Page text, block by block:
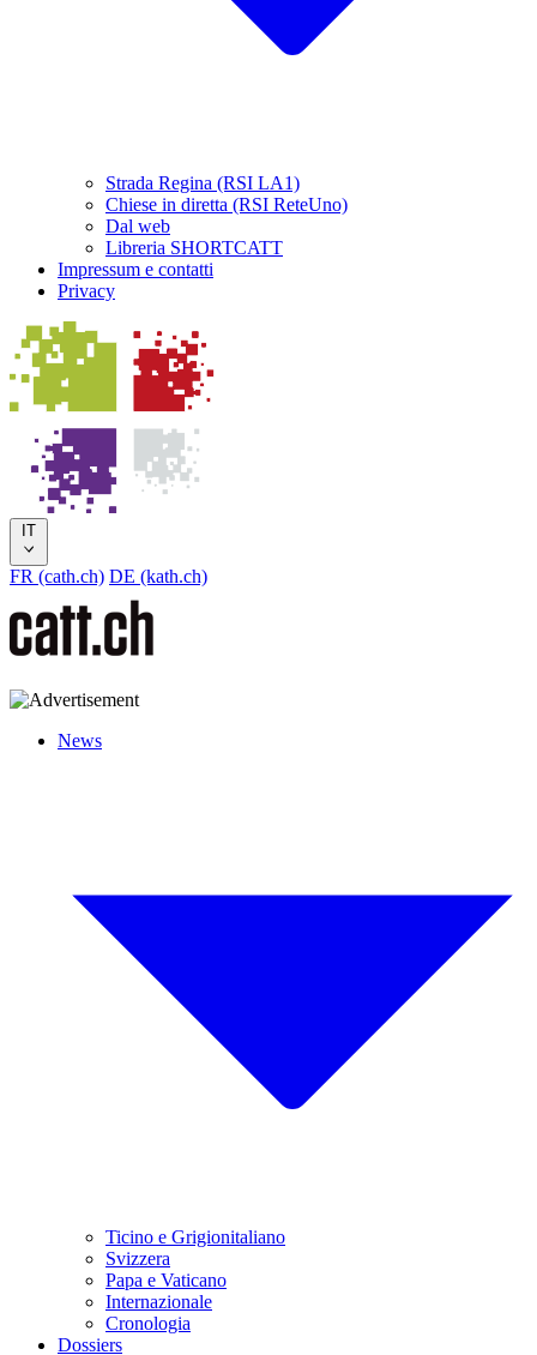
Strada Regina (RSI LA1)
Chiese in diretta (RSI ReteUno)
Dal web
Libreria SHORTCATT
Impressum e contatti
Privacy
IT
FR (cath.ch) DE (kath.ch)
News
Ticino e Grigionitaliano
Svizzera
Papa e Vaticano
Internazionale
Cronologia
Dossiers